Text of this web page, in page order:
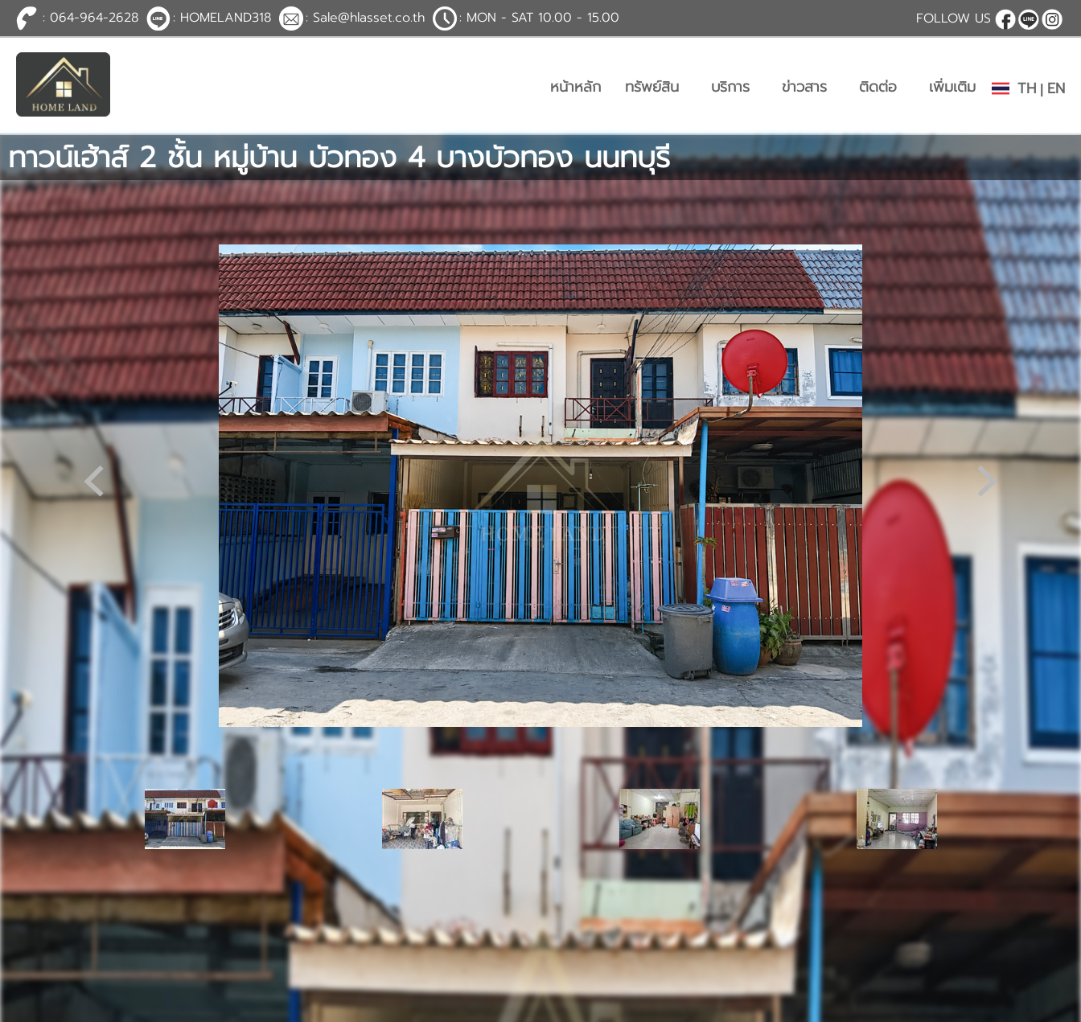
TH | EN
ระบบ
หรือ
สมัคร
สมาชิก
หน้าหลัก ทรัพย์สิน
บริการ
ข่าวสาร
ติดต่อ เพิ่มเติม
: 064-964-2628 : HOMELAND318 : Sale@hlasset.co.th : MON - SAT 10.00 - 15.00 FOLLOW US
หน้าหลัก ทรัพย์สิน บริการ ข่าวสาร ติดต่อ เพิ่มเติม TH EN
ทาวน์เฮ้าส์ 2 ชั้น หมู่บ้าน บัวทอง 4 บางบัวทอง นนทบุรี
รหัสทรัพย์ BHL888
อัพเดท7/22/2026 11:58 AM
ทาวน์เฮ้าส์ 2 ชั้น หมู่บ้าน บัวทอง 4 บางบัวทอง
นนทบุรี